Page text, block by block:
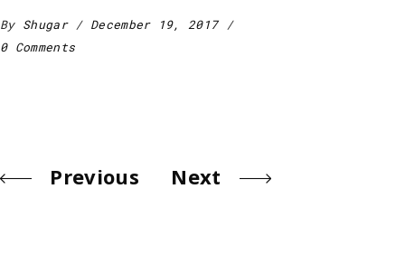
By Shugar
December 19, 2017
0 Comments
Previous Next